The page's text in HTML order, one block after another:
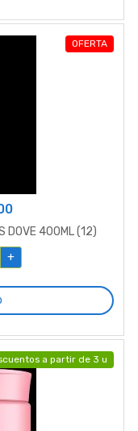
OFERTA
DOVE 400ML (12)
+
a partir de 3 u